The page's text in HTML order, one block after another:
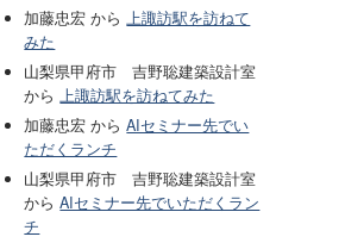
加藤忠宏 から上諏訪駅を訪ねて
みた
山梨県甲府市 吉野聡建築設計室
から上諏訪駅を訪ねてみた
加藤忠宏 からAIセミナー先でい
ただくランチ
山梨県甲府市 吉野聡建築設計室
からAIセミナー先でいただくラン
チ